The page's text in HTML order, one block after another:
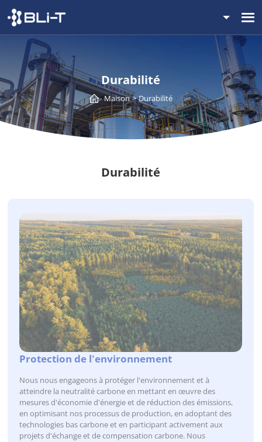
Durabilité
Maison Durabilité
Durabilité